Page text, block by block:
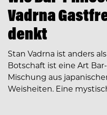
Vadrna
denkt
Stan Vadrna ist anders
Botschaft ist eine Art
Mischung aus
Weisheiten. Eine